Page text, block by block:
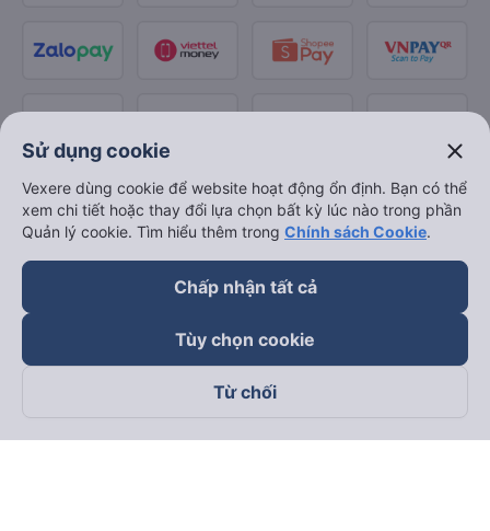
Theo dõi chúng tôi trên
Sử dụng cookie close
Vexere dùng cookie để website hoạt động ổn định. Bạn có thể
xem chi tiết hoặc thay đổi lựa chọn bất kỳ lúc nào trong phần
Quản lý cookie. Tìm hiểu thêm trong Chính sách Cookie.
Chấp nhận tất cả
Tùy chọn cookie
Từ chối